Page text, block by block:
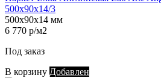
500х90х14/3
500х90х14 мм
6 770 р/м2
Под заказ
В корзину Добавлен